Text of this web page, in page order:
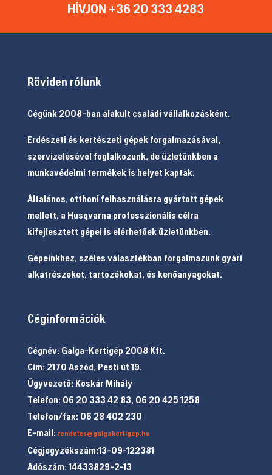
HÍVJON +36 20 333 4283
Röviden rólunk
Cégünk 2008-ban alakult családi vállalkozásként.
Erdészeti és kertészeti gépek forgalmazásával,
szervizelésével foglalkozunk, de üzletünkben a
munkavédelmi termékek is helyet kaptak.
Általános, otthoni felhasználásra gyártott gépek
mellett, a Husqvarna professzionális célra
kifejlesztett gépei is elérhetőek üzletünkben.
Gépeinkhez, széles választékban forgalmazunk gyári
alkatrészeket, tartozékokat, és kenőanyagokat.
Céginformációk
Cégnév: Galga-Kertigép 2008 Kft.
Cím: 2170 Aszód, Pesti út 19.
Ügyvezető: Koskár Mihály
Telefon: 06 20 333 42 83, 06 20 425 1258
Telefon/fax: 06 28 402 230
E-mail: rendeles@galgakertigep.hu
Cégjegyzékszám:13-09-122381
Adószám: 14433829-2-13